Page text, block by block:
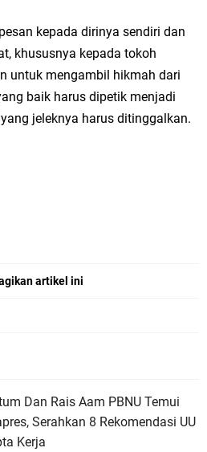
kepada dirinya sendiri dan
khususnya kepada tokoh
untuk mengambil hikmah dari
baik harus dipetik menjadi
jeleknya harus ditinggalkan.
artikel ini
Dan Rais Aam PBNU Temui
Serahkan 8 Rekomendasi UU
Kerja